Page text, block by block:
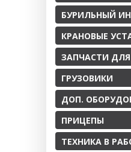
БУРИЛЬНЫЙ
КРАНОВЫЕ
ЗАПЧАСТИ
ГРУЗОВИКИ
ДОП.
ПРИЦЕПЫ
ТЕХНИКА В